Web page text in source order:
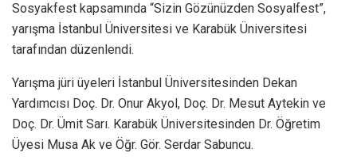
Sosyakfest kapsamında “Sizin Gözünüzden Sosyalfest”,
yarışma İstanbul Üniversitesi ve Karabük Üniversitesi
tarafından düzenlendi.
Yarışma jüri üyeleri İstanbul Üniversitesinden Dekan
Yardımcısı Doç. Dr. Onur Akyol, Doç. Dr. Mesut Aytekin ve
Doç. Dr. Ümit Sarı. Karabük Üniversitesinden Dr. Öğretim
Üyesi Musa Ak ve Öğr. Gör. Serdar Sabuncu.